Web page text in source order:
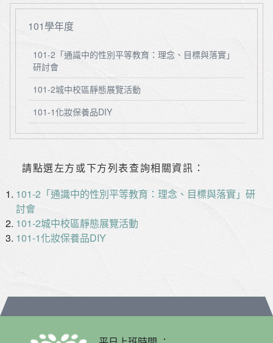
101學年度
101-2「通識中的性別平等教育：理念、目標與落實」
研討會
101-2城中校區靜態展覽活動
101-1化妝保養品DIY
請點選左方或下方列表查詢相關資訊：
101-2「通識中的性別平等教育：理念、目標與落實」研
討會
101-2城中校區靜態展覽活動
101-1化妝保養品DIY